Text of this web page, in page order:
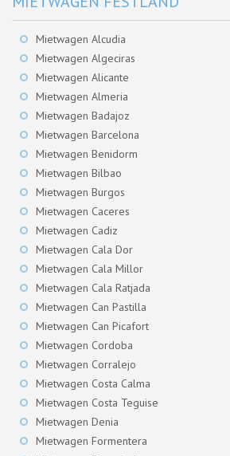
Mietwagen Alcudia
Mietwagen Algeciras
Mietwagen Alicante
Mietwagen Almeria
Mietwagen Badajoz
Mietwagen Barcelona
Mietwagen Benidorm
Mietwagen Bilbao
Mietwagen Burgos
Mietwagen Caceres
Mietwagen Cadiz
Mietwagen Cala Dor
Mietwagen Cala Millor
Mietwagen Cala Ratjada
Mietwagen Can Pastilla
Mietwagen Can Picafort
Mietwagen Cordoba
Mietwagen Corralejo
Mietwagen Costa Calma
Mietwagen Costa Teguise
Mietwagen Denia
Mietwagen Formentera